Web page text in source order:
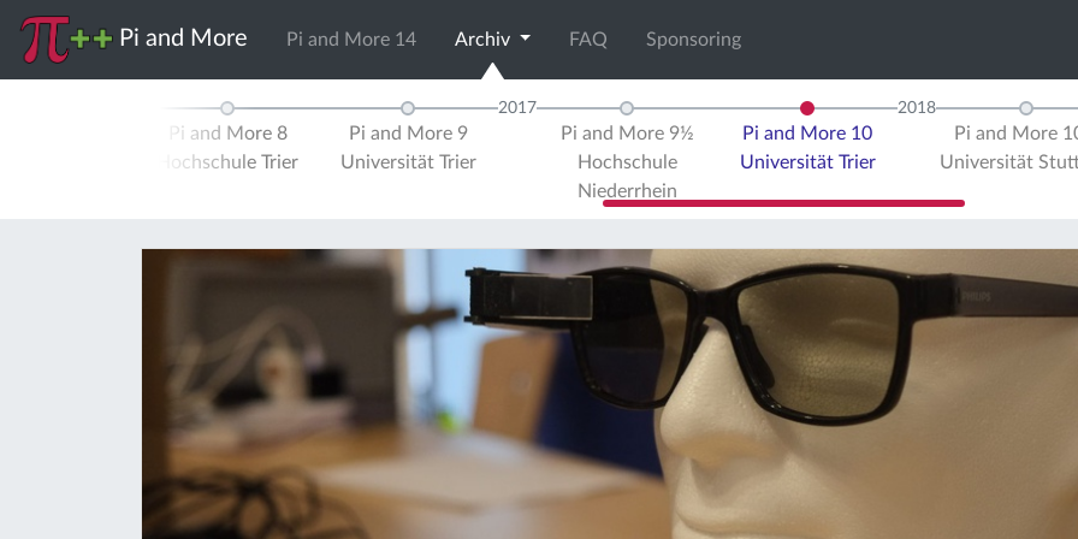
Pi and More Pi and More 14 Archiv FAQ Sponsoring
Pi and More 8
Hochschule Trier
Pi and More 9
Universität Trier
2017
Pi and More 9½
Hochschule
Niederrhein
Pi and More 10
Universität Trier
2018
Pi and More
Universität